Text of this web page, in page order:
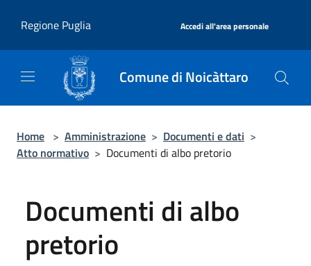
Regione Puglia
Accedi all'area personale
Comune di Noicàttaro
Home > Amministrazione > Documenti e dati >
Atto normativo > Documenti di albo pretorio
Documenti di albo
pretorio